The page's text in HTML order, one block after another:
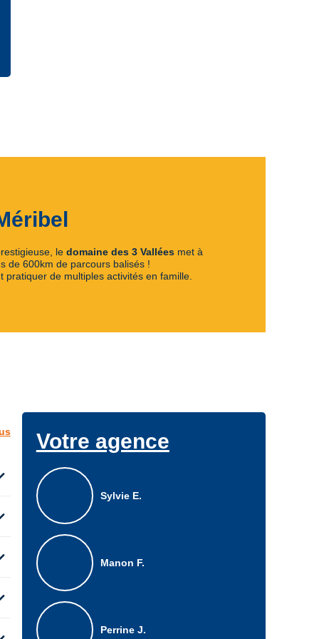
le domaine des 3 Vallées met à
de 600km de parcours balisés !
de multiples activités en famille.
Votre agence
Sylvie E.
Manon F.
Perrine J.